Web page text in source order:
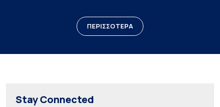
ΠΕΡΙΣΣΟΤΕΡΑ
Stay Connected